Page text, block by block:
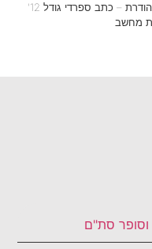
/ קלפי מזוזה – סט 5 קלפי מזוזות מהודרת – כתב ספרדי גודל 12'
מחשב
וסופר סת"ם